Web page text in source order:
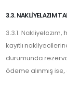
3.3. NAKLIYELAZIM
3.3.1.
kayıtlı
durumunda
ödeme alınmış